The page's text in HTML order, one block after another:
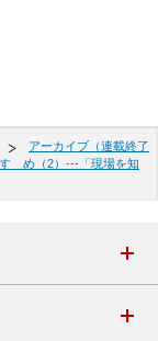
アーカイブ（連載終了
ゝめ（2）---「現場を知